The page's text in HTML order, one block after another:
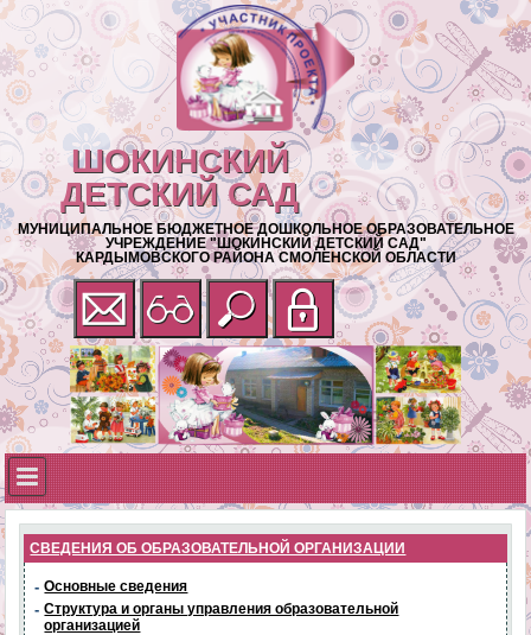
ШОКИНСКИЙ
ДЕТСКИЙ САД
МУНИЦИПАЛЬНОЕ БЮДЖЕТНОЕ ДОШКОЛЬНОЕ ОБРАЗОВАТЕЛЬНОЕ
УЧРЕЖДЕНИЕ "ШОКИНСКИЙ ДЕТСКИЙ САД"
КАРДЫМОВСКОГО РАЙОНА СМОЛЕНСКОЙ ОБЛАСТИ
СВЕДЕНИЯ ОБ ОБРАЗОВАТЕЛЬНОЙ ОРГАНИЗАЦИИ
- Основные сведения
- Структура и органы управления образовательной
организацией